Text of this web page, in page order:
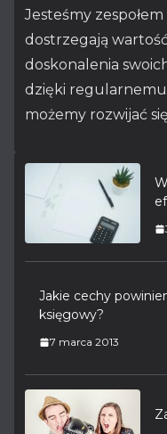
Jesteśmy
dostrzegają
doskonalenia
dzięki
możemy rozwijać
Jakie cechy
księgowy?
7 marca 2013